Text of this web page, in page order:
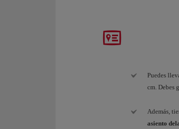
Puedes
cm. Debes
Además,
asiento